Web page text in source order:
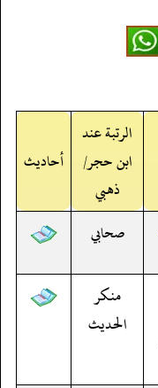
الرتبة عند
ابن حجر/
ذهبي
أحاديث
صحابي
منكر
الحديث